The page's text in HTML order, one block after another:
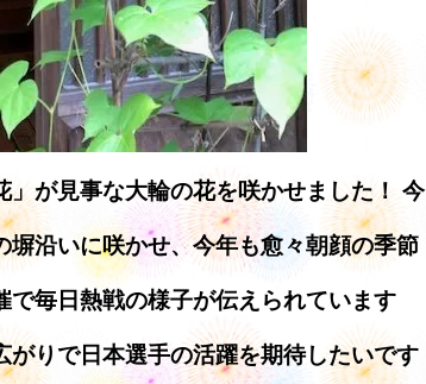
が見事な大輪の花を咲かせました！ 今
沿いに咲かせ、今年も愈々朝顔の季節
毎日熱戦の様子が伝えられています
りで日本選手の活躍を期待したいです